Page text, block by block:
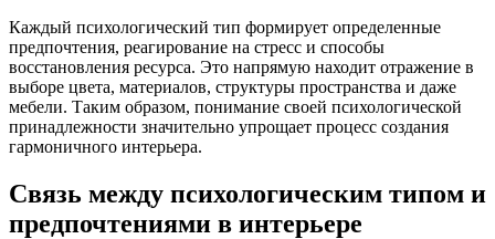
Каждый психологический тип формирует определенные
предпочтения, реагирование на стресс и способы
восстановления ресурса. Это напрямую находит отражение в
выборе цвета, материалов, структуры пространства и даже
мебели. Таким образом, понимание своей психологической
принадлежности значительно упрощает процесс создания
гармоничного интерьера.
Связь между психологическим типом и
предпочтениями в интерьере